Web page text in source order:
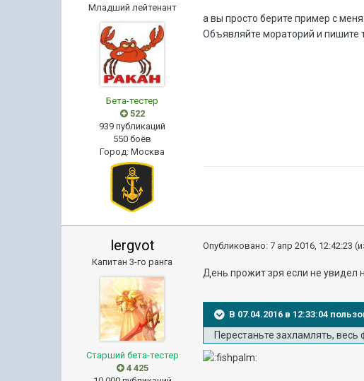
Младший лейтенант
Бета-тестер
522
939 публикаций
550 боёв
Город:Москва
а вы просто берите пример с
Объявляйте мораторий и пишите
lergvot
Капитан 3-го ранга
Старший бета-тестер
4 425
Опубликовано:7 апр 2016, 12:42:23
День прожит зря если не увидел
В 07.04.2016 в 12:33:04
Перестаньте захламлять, весь